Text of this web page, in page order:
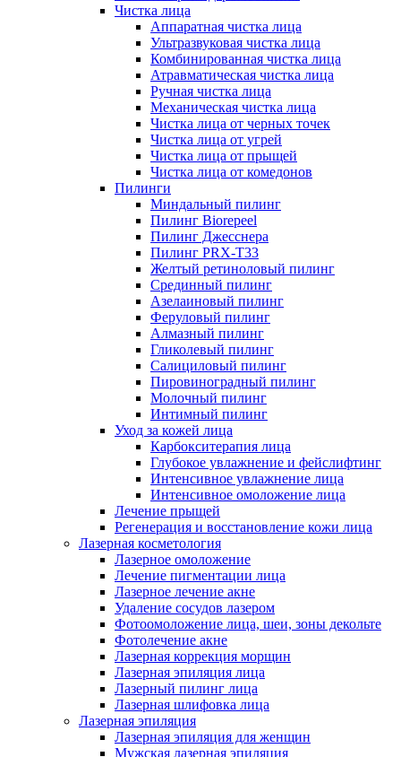
Чистка лица
Аппаратная чистка лица
Ультразвуковая чистка лица
Комбинированная чистка лица
Атравматическая чистка лица
Ручная чистка лица
Механическая чистка лица
Чистка лица от черных точек
Чистка лица от угрей
Чистка лица от прыщей
Чистка лица от комедонов
Пилинги
Миндальный пилинг
Пилинг Biorepeel
Пилинг Джесснера
Пилинг PRX-T33
Желтый ретиноловый пилинг
Срединный пилинг
Азелаиновый пилинг
Феруловый пилинг
Алмазный пилинг
Гликолевый пилинг
Салициловый пилинг
Пировиноградный пилинг
Молочный пилинг
Интимный пилинг
Уход за кожей лица
Карбокситерапия лица
Глубокое увлажнение и фейслифтинг
Интенсивное увлажнение лица
Интенсивное омоложение лица
Лечение прыщей
Регенерация и восстановление кожи лица
Лазерная косметология
Лазерное омоложение
Лечение пигментации лица
Лазерное лечение акне
Удаление сосудов лазером
Фотоомоложение лица, шеи, зоны декольте
Фотолечение акне
Лазерная коррекция морщин
Лазерная эпиляция лица
Лазерный пилинг лица
Лазерная шлифовка лица
Лазерная эпиляция
Лазерная эпиляция для женщин
Мужская лазерная эпиляция